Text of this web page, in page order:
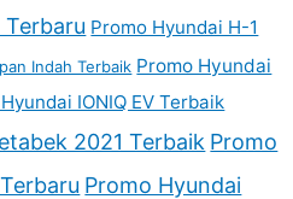
Promo Hyundai H-1
Indah Terbaik Promo Hyundai
IONIQ EV Terbaik
2021 Terbaik Promo
Promo Hyundai